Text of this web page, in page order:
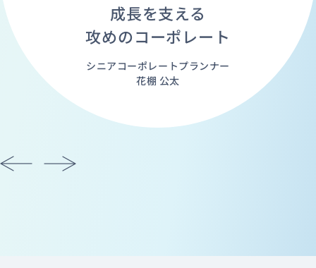
成長を支える
攻めのコーポレート
シニアコーポレートプランナー
花棚 公太